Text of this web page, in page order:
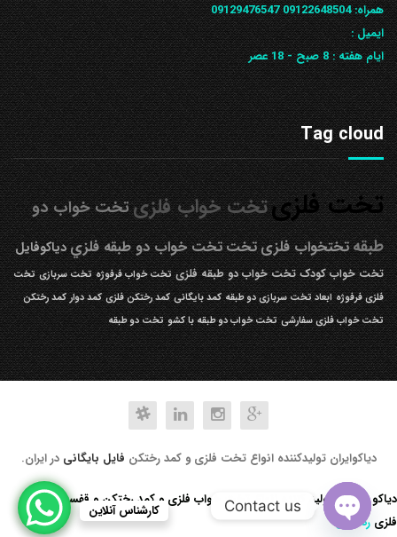
همراه: 09122648504
09129476547
ایمیل :
ایام هفته :8 صبح - 18 عصر
Tag cloud
تخت فلزیتخت خواب فلزیتخت خواب دو
طبقه تختخواب فلزیتختتخت خواب دو طبقه فلزيدیاکوفایل
تخت خواب کودک تخت خواب دو طبقه فلزی تخت خواب فرفوژه تخت سربازی تخت
فلزی فرفوژه ابعاد تخت سربازی دو طبقه کمد بایگانی کمد رختکن فلزی کمد دوار کمد رختکن
تخت خواب فلزی سفارشی تخت خواب دو طبقه با کشو تخت دو طبقه
دیاکوایران تولیدکننده انواع تخت فلزی و کمد رختکن فایل بایگانی در ایران.
کارشناس آنلاین
دیاکو صنعت تولید کننده انواع تخت خواب فلزی و کمد رختکن و قفسه کتابخانه
فلزی رد کردن
Contact us